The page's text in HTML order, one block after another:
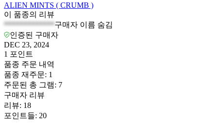
ALIEN MINTS ( CRUMB )
이 품종의 리뷰
*************구매자 이름 숨김
인증된 구매자
DEC 23, 2024
1 포인트
품종 주문 내역
품종 재주문: 1
주문된 총 그램: 7
구매자 리뷰
리뷰: 18
포인트들: 20